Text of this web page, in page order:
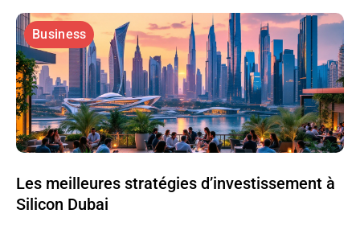
Business
Les meilleures stratégies d’investissement à
Silicon Dubai